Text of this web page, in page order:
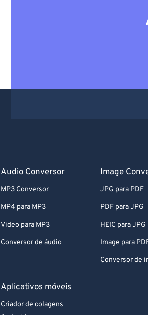
Audio Conversor
MP3 Conversor
MP4 para MP3
Video para MP3
Conversor de áudio
Image
JPG para PDF
PDF para JPG
HEIC para JPG
Image para
Conversor de
Aplicativos móveis
Criador de colagens